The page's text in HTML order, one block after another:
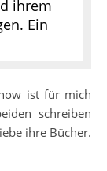
ihrem
Ein
schreiben
ihre Bücher.